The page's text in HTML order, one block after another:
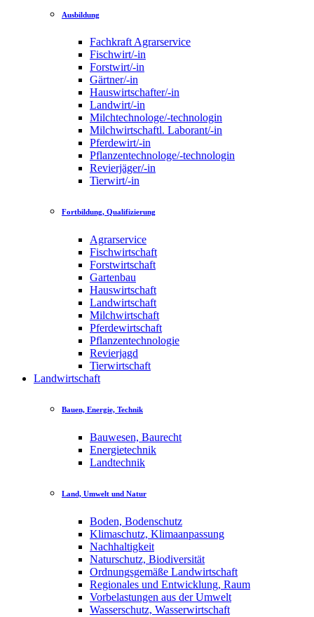
Ausbildung
Fachkraft Agrarservice
Fischwirt/-in
Forstwirt/-in
Gärtner/-in
Hauswirtschafter/-in
Landwirt/-in
Milchtechnologe/-technologin
Milchwirtschaftl. Laborant/-in
Pferdewirt/-in
Pflanzentechnologe/-technologin
Revierjäger/-in
Tierwirt/-in
Fortbildung, Qualifizierung
Agrarservice
Fischwirtschaft
Forstwirtschaft
Gartenbau
Hauswirtschaft
Landwirtschaft
Milchwirtschaft
Pferdewirtschaft
Pflanzentechnologie
Revierjagd
Tierwirtschaft
Landwirtschaft
Bauen, Energie, Technik
Bauwesen, Baurecht
Energietechnik
Landtechnik
Land, Umwelt und Natur
Boden, Bodenschutz
Klimaschutz, Klimaanpassung
Nachhaltigkeit
Naturschutz, Biodiversität
Ordnungsgemäße Landwirtschaft
Regionales und Entwicklung, Raum
Vorbelastungen aus der Umwelt
Wasserschutz, Wasserwirtschaft